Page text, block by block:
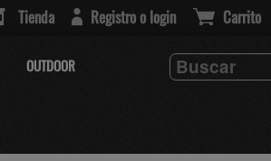
Tienda Registro o login Carrito
OUTDOOR